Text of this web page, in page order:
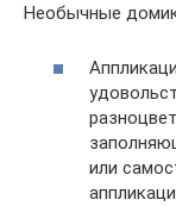
Необычные
или